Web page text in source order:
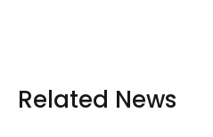
Related News